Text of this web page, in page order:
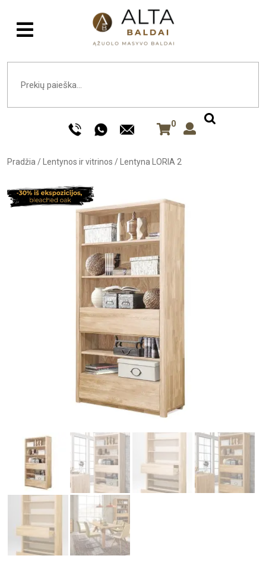
0
Pradžia / Lentynos ir vitrinos / Lentyna LORIA 2